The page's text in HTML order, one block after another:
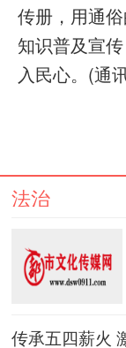
传册，用通
知识普及宣
入民心。(通
法治
传承五四薪火